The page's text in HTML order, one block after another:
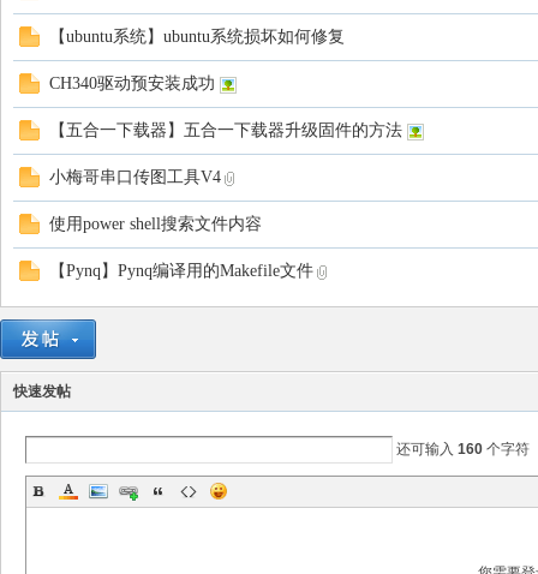
恒
【ubuntu系统】ubuntu系统损坏如何修复
CH340驱动预安装成功
【五合一下载器】五合一下载器升级固件的方法
小梅哥串口传图工具V4
使用power shell搜索文件内容
【Pynq】Pynq编译用的Makefile文件
快速发帖
还可输入 160 个字符